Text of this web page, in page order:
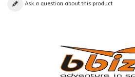
Ask a question about this product